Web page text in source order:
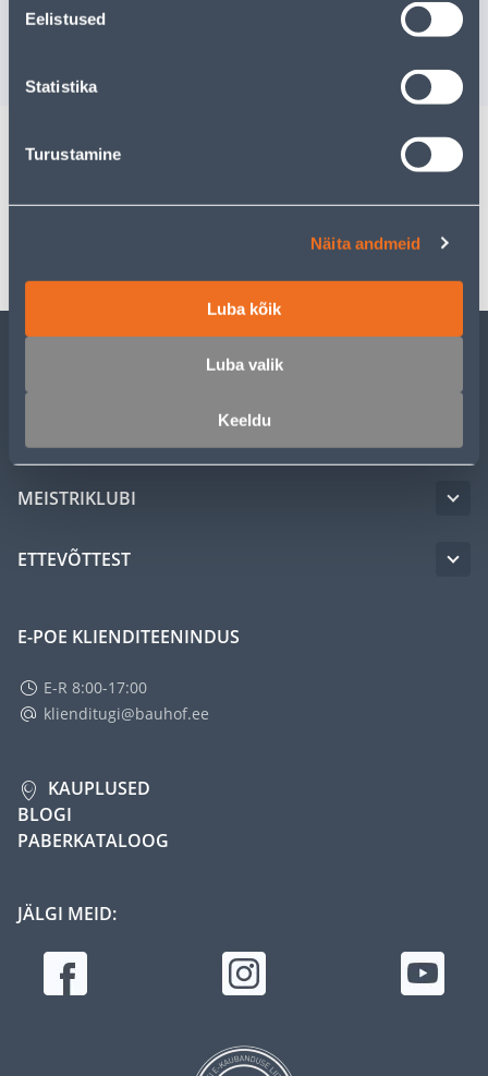
Eelistused
Statistika
Turustamine
Näita andmeid
Luba kõik
Luba valik
Keeldu
Tarne pole
MEISTRIKLUBI
ETTEVÕTTEST
E-POE KLIENDITEENINDUS
E-R 8:00-17:00
klienditugi@bauhof.ee
KAUPLUSED
BLOGI
PABERKATALOOG
JÄLGI MEID: